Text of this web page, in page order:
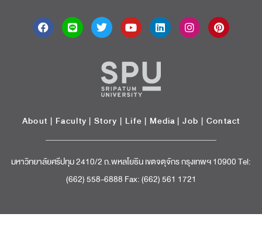
About | Faculty | Story | Life | Media |Job | Contact
มหาวิทยาลัยศรีปทุม 2410/2 ถ.พหลโยธิน เขตจตุจักร กรุงเทพฯ 10900 Tel:
(662) 558-6888 Fax: (662) 561 1721